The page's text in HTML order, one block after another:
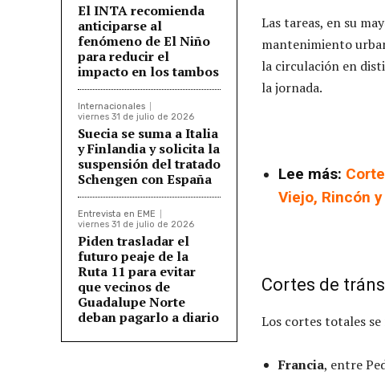
El INTA recomienda
anticiparse al
fenómeno de El Niño
para reducir el
impacto en los tambos
Internacionales
viernes 31 de julio de 2026
Suecia se suma a Italia
y Finlandia y solicita la
suspensión del tratado
Schengen con España
Entrevista en EME
viernes 31 de julio de 2026
Piden trasladar el
futuro peaje de la
Ruta 11 para evitar
que vecinos de
Guadalupe Norte
deban pagarlo a diario
Las tareas, en su
mantenimiento
la circulación en
la jornada.
Lee más:
Viejo, Rincón
Cortes de
Los cortes totales
Francia, entre